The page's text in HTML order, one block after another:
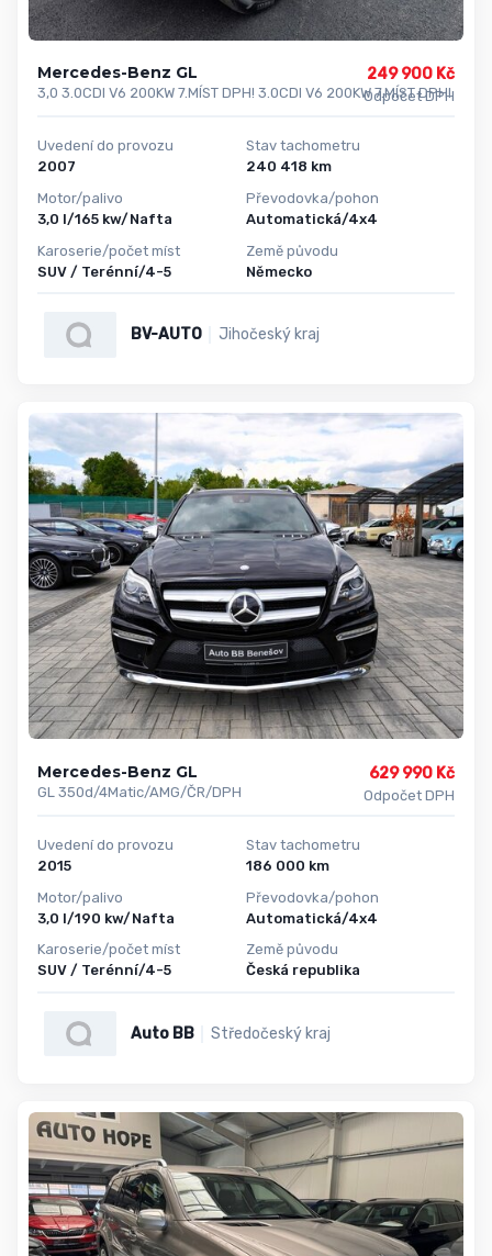
Mercedes-Benz GL
3,0 3.0CDI V6 200KW 7.MÍST DPH! 3.0CDI V6 200KW 7.MÍST DPH!
249 900 Kč
Odpočet DPH
Uvedení do provozu
2007
Motor/palivo
3,0 l/165 kw/Nafta
Karoserie/počet míst
SUV / Terénní/4-5
Stav tachometru
240 418 km
Převodovka/pohon
Automatická/4x4
Země původu
Německo
BV-AUTO Jihočeský kraj
Mercedes-Benz GL
GL 350d/4Matic/AMG/ČR/DPH
629 990 Kč
Odpočet DPH
Uvedení do provozu
2015
Motor/palivo
3,0 l/190 kw/Nafta
Karoserie/počet míst
SUV / Terénní/4-5
Stav tachometru
186 000 km
Převodovka/pohon
Automatická/4x4
Země původu
Česká republika
Auto BB Středočeský kraj